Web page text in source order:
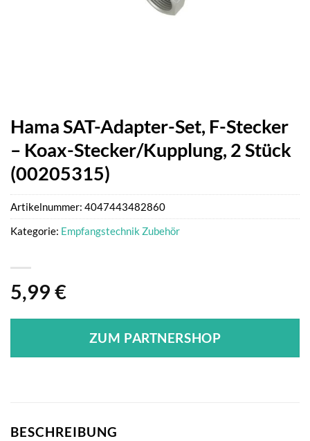
Hama SAT-Adapter-Set, F-Stecker
– Koax-Stecker/Kupplung, 2 Stück
(00205315)
5,99 €
ZUM PARTNERSHOP
Artikelnummer: 4047443482860
Kategorie: Empfangstechnik Zubehör
BESCHREIBUNG